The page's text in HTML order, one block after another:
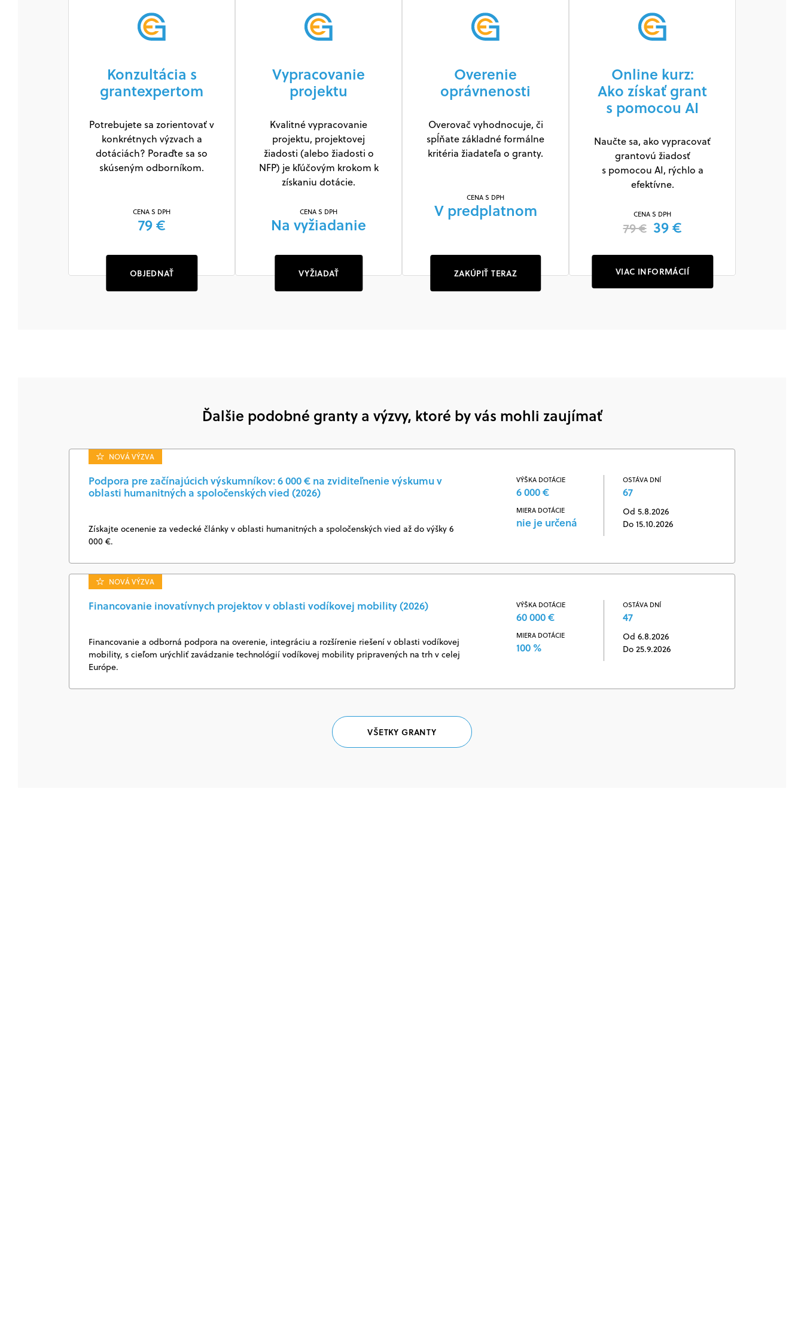
Konzultácia s
grantexpertom
Potrebujete sa zorientovať v
konkrétnych výzvach a
dotáciách? Poraďte sa so
skúseným odborníkom.
CENA S DPH
79 €
OBJEDNAŤ
Vypracovanie
projektu
Kvalitné vypracovanie
projektu, projektovej
žiadosti (alebo žiadosti o
NFP) je kľúčovým krokom k
získaniu dotácie.
CENA S DPH
Na vyžiadanie
VYŽIADAŤ
Overenie
oprávnenosti
Overovač vyhodnocuje, či
spĺňate základné formálne
kritéria žiadateľa o granty.
CENA S DPH
V predplatnom
ZAKÚPIŤ TERAZ
Online kurz:
Ako získať grant
s pomocou AI
Naučte sa, ako vypracovať
grantovú žiadosť
s pomocou AI, rýchlo a
efektívne.
CENA S DPH
79 € 39 €
VIAC INFORMÁCIÍ
Ďalšie podobné granty a výzvy, ktoré by vás mohli zaujímať
NOVÁ VÝZVA
Podpora pre začínajúcich výskumníkov: 6 000 € na zviditeľnenie výskumu v
oblasti humanitných a spoločenských vied (2026)
Získajte ocenenie za vedecké články v oblasti humanitných a spoločenských vied až do výšky 6
000 €.
VÝŠKA DOTÁCIE
6 000 €
MIERA DOTÁCIE
nie je určená
OSTÁVA DNÍ
67
Od 5.8.2026
Do 15.10.2026
NOVÁ VÝZVA
Financovanie inovatívnych projektov v oblasti vodíkovej mobility (2026)
Financovanie a odborná podpora na overenie, integráciu a rozšírenie riešení v oblasti vodíkovej
mobility, s cieľom urýchliť zavádzanie technológií vodíkovej mobility pripravených na trh v celej
Európe.
VÝŠKA DOTÁCIE
60 000 €
MIERA DOTÁCIE
100 %
OSTÁVA DNÍ
47
Od 6.8.2026
Do 25.9.2026
VŠETKY GRANTY